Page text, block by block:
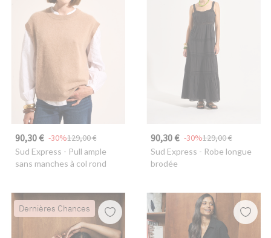
90,30 € 129,00 €
-30%
Sud Express - Pull ample
sans manches à col rond
90,30 € 129,00 €
-30%
Sud Express - Robe longue
brodée
Dernières Chances